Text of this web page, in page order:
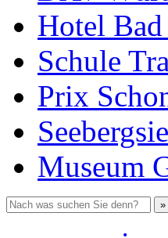
Hotel Bad
Schule
Prix
Museum